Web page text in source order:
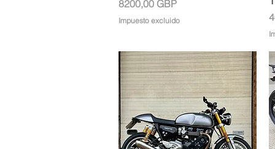
Precio
8200,00 GBP
Impuesto excluido